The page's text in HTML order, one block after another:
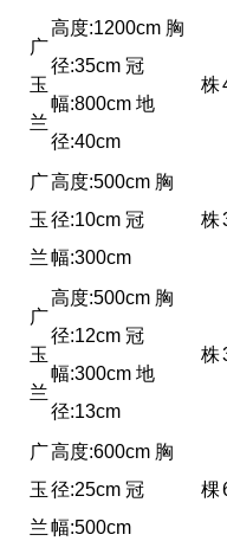
广
玉
兰
高度:1200cm 胸
径:35cm 冠
幅:800cm 地
径:40cm
株
广
玉
兰
高度:500cm 胸
径:10cm 冠
幅:300cm
株
广
玉
兰
高度:500cm 胸
径:12cm 冠
幅:300cm 地
径:13cm
株
广
玉
兰
高度:600cm 胸
径:25cm 冠
幅:500cm
棵